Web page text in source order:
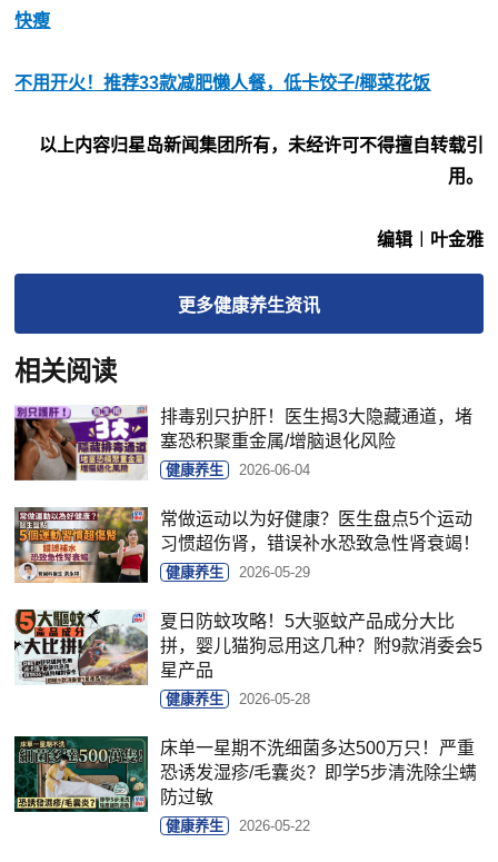
快瘦
不用开火！推荐33款减肥懒人餐，低卡饺子/椰菜花饭
以上内容归星岛新闻集团所有，未经许可不得擅自转载引
用。
编辑︱叶金雅
更多健康养生资讯
相关阅读
排毒别只护肝！医生揭3大隐藏通道，堵
塞恐积聚重金属/增脑退化风险
健康养生 2026-06-04
常做运动以为好健康？医生盘点5个运动
习惯超伤肾，错误补水恐致急性肾衰竭！
健康养生 2026-05-29
夏日防蚊攻略！5大驱蚊产品成分大比
拼，婴儿猫狗忌用这几种？附9款消委会5
星产品
健康养生 2026-05-28
床单一星期不洗细菌多达500万只！严重
恐诱发湿疹/毛囊炎？即学5步清洗除尘螨
防过敏
健康养生 2026-05-22